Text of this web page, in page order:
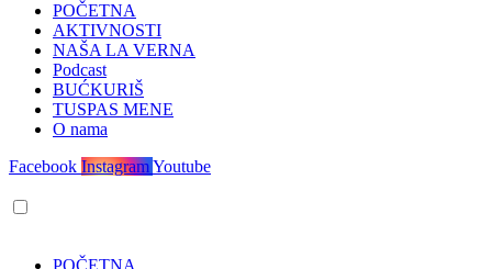
POČETNA
AKTIVNOSTI
NAŠA LA VERNA
Podcast
BUĆKURIŠ
TUSPAS MENE
O nama
Facebook InstagramYoutube
POČETNA